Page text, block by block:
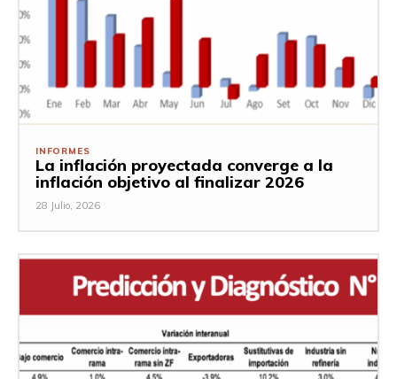
INFORMES
La inflación proyectada converge a la
inflación objetivo al finalizar 2026
28 Julio, 2026